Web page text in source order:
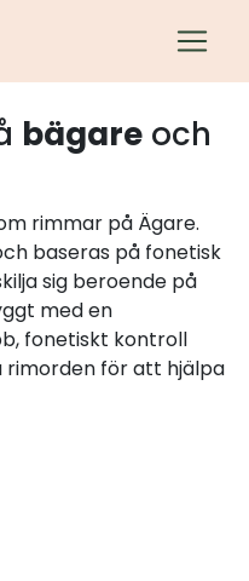
bägare och
rimmar på Ägare.
baseras på fonetisk
sig beroende på
med en
fonetiskt kontroll
rimorden för att hjälpa